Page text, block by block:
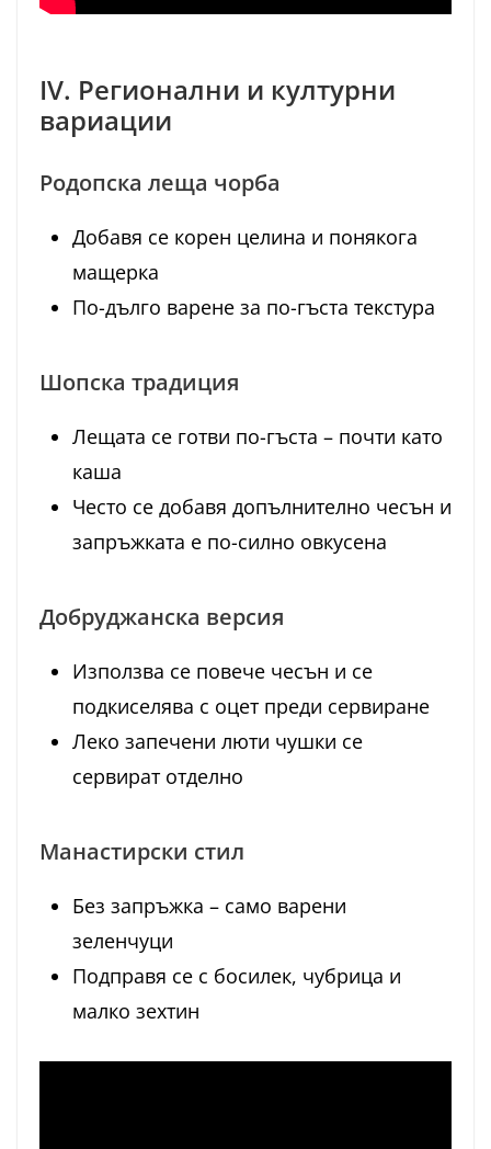
IV. Регионални и културни
вариации
Родопска леща чорба
Добавя се корен целина и понякога
мащерка
По-дълго варене за по-гъста текстура
Шопска традиция
Лещата се готви по-гъста – почти като
каша
Често се добавя допълнително чесън и
запръжката е по-силно овкусена
Добруджанска версия
Използва се повече чесън и се
подкиселява с оцет преди сервиране
Леко запечени люти чушки се
сервират отделно
Манастирски стил
Без запръжка – само варени
зеленчуци
Подправя се с босилек, чубрица и
малко зехтин